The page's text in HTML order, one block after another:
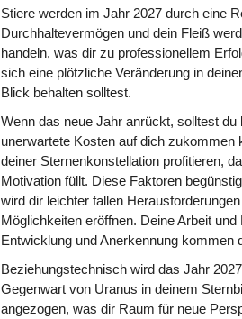
Stiere werden im Jahr 2027 durch eine
Durchhaltevermögen und dein Fleiß
handeln, was dir zu professionellem
sich eine plötzliche Veränderung in
Blick behalten solltest.
Wenn das neue Jahr anrückt, solltest
unerwartete Kosten auf dich
deiner Sternenkonstellation profitieren,
Motivation füllt. Diese Faktoren
wird dir leichter fallen
Möglichkeiten eröffnen. Deine Arbeit
Entwicklung und Anerkennung kommen
Beziehungstechnisch wird das Jahr
Gegenwart von Uranus in deinem
angezogen, was dir Raum für neue